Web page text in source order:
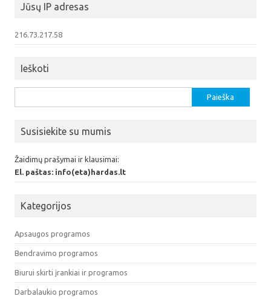
Jūsų IP adresas
216.73.217.58
Ieškoti
Susisiekite su mumis
Žaidimų prašymai ir klausimai:
El. paštas: info(eta)hardas.lt
Kategorijos
Apsaugos programos
Bendravimo programos
Biurui skirti įrankiai ir programos
Darbalaukio programos